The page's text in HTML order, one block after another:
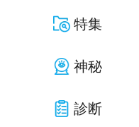
特集
神秘
診断